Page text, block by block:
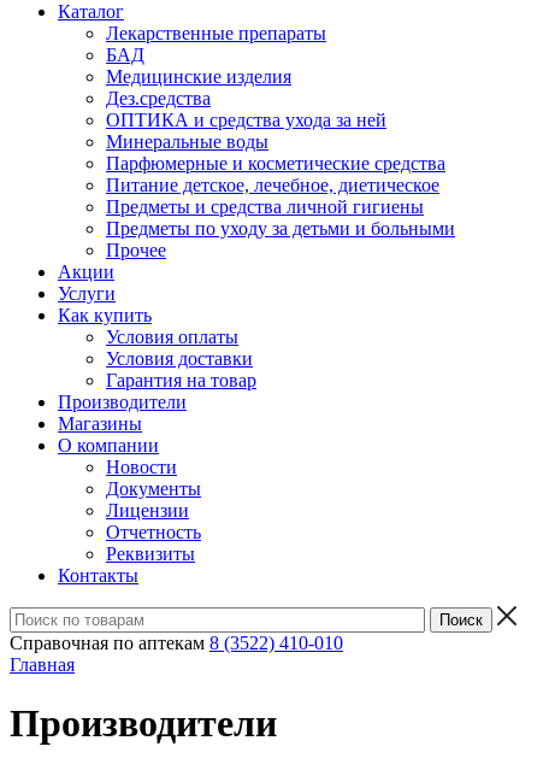
Каталог
Лекарственные препараты
БАД
Медицинские изделия
Дез.средства
ОПТИКА и средства ухода за ней
Минеральные воды
Парфюмерные и косметические средства
Питание детское, лечебное, диетическое
Предметы и средства личной гигиены
Предметы по уходу за детьми и больными
Прочее
Акции
Услуги
Как купить
Условия оплаты
Условия доставки
Гарантия на товар
Производители
Магазины
О компании
Новости
Документы
Лицензии
Отчетность
Реквизиты
Контакты
Справочная по аптекам 8 (3522) 410-010
Главная
Производители